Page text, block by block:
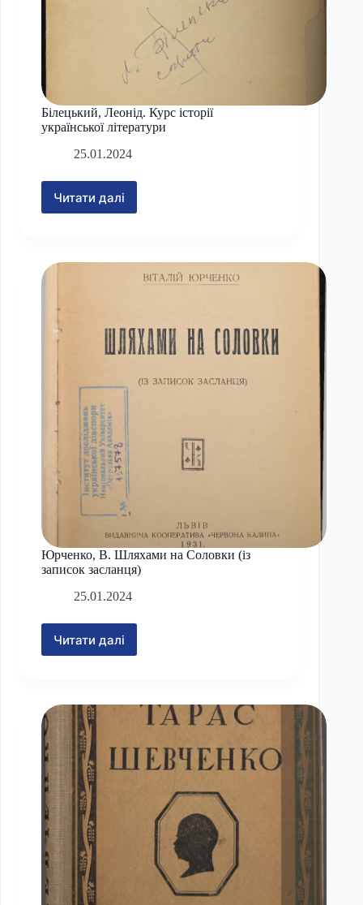
Білецький, Леонід. Курс історії
української літератури
25.01.2024
Читати далі
Білецький,
української
літератури
Юрченко, В. Шляхами на Соловки (із
записок засланця)
25.01.2024
Читати далі
Юрченко,
Соловки
(із
записок
засланця)